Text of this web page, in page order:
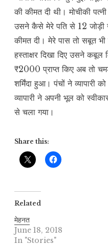
की कीमत दी थी। मोचीकी पत्नी
उसने कैसे मेरे पति से 12
कीमत दी। मेरे पास तो सबूत भी
हस्ताक्षर दिखा दिए उसने
₹2000 प्राप्त किए अब तो
शर्मिंदा हुआ। पंचों ने व्यापारी
व्यापारी ने अपनी भूल को
से चला गया।
Share this:
Related
मेहनत
June 18, 2018
In "Stories"